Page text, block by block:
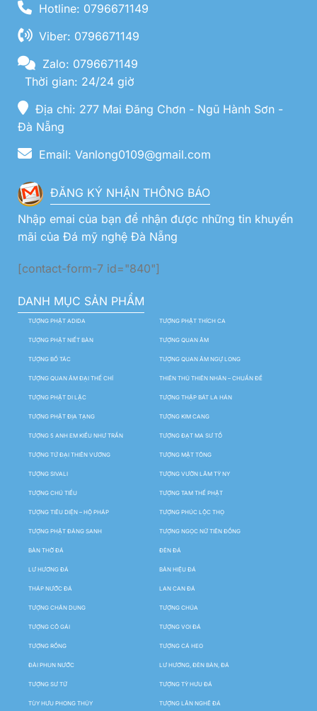
Hotline: 0796671149
Viber: 0796671149
Zalo: 0796671149
Thời gian: 24/24 giờ
Địa chỉ: 277 Mai Đăng Chơn - Ngũ Hành Sơn -
Đà Nẵng
Email: Vanlong0109@gmail.com
ĐĂNG KÝ NHẬN THÔNG BÁO
Nhập emai của bạn để nhận được những tin khuyến
mãi của Đá mỹ nghệ Đà Nẵng
[contact-form-7 id="840"]
DANH MỤC SẢN PHẨM
TƯỢNG PHẬT ADIDA TƯỢNG PHẬT THÍCH CA
TƯỢNG PHẬT NIẾT BÀN TƯỢNG QUAN ÂM
TƯỢNG BỒ TÁC TƯỢNG QUAN ÂM NGỰ LONG
TƯỢNG QUAN ÂM ĐẠI THẾ CHÍ THIÊN THỦ THIÊN NHÃN – CHUẨN ĐỀ
TƯỢNG PHẬT DI LẶC TƯỢNG THẬP BÁT LA HÁN
TƯỢNG PHẬT ĐỊA TẠNG TƯỢNG KIM CANG
TƯỢNG 5 ANH EM KIỀU NHƯ TRẦN TƯỢNG ĐẠT MA SƯ TỔ
TƯỢNG TỨ ĐẠI THIÊN VƯƠNG TƯỢNG MẬT TÔNG
TƯỢNG SIVALI TƯỢNG VƯỜN LÂM TỲ NY
TƯỢNG CHÚ TIỂU TƯỢNG TAM THẾ PHẬT
TƯỢNG TIÊU DIỆN – HỘ PHÁP TƯỢNG PHÚC LỘC THỌ
TƯỢNG PHẬT ĐẢNG SANH TƯỢNG NGỌC NỮ TIÊN ĐỒNG
BÀN THỜ ĐÁ ĐÈN ĐÁ
LƯ HƯƠNG ĐÁ BẢN HIỆU ĐÁ
THÁP NƯỚC ĐÁ LAN CAN ĐÁ
TƯỢNG CHÂN DUNG TƯỢNG CHÚA
TƯỢNG CÔ GÁI TƯỢNG VOI ĐÁ
TƯỢNG RỒNG TƯỢNG CÁ HEO
ĐÀI PHUN NƯỚC LƯ HƯƠNG, ĐÈN BÀN, ĐÁ
TƯỢNG SƯ TỬ TƯỢNG TỲ HƯU ĐÁ
TÙY HƯU PHONG THỦY TƯỢNG LÂN NGHÊ ĐÁ